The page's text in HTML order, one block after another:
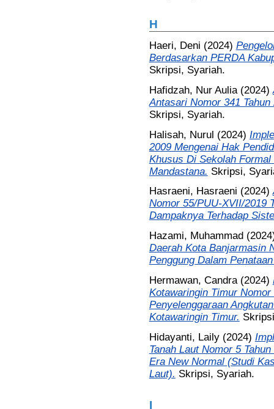
H
Haeri, Deni (2024)
Berdasarkan PERDA
Skripsi, Syariah.
Hafidzah, Nur Aulia(2024)
Antasari Nomor 341
Skripsi, Syariah.
Halisah, Nurul (2024)
2009 Mengenai Hak
Khusus Di Sekolah
Mandastana. Skripsi,
Hasraeni, Hasraeni (2024)
Nomor 55/PUU-XVII/2019
Dampaknya Terhadap
Hazami, Muhammad
Daerah Kota Banjarmasin
Penggung Dalam
Hermawan, Candra(2024)
Kotawaringin Timur
Penyelenggaraan
Kotawaringin Timur.
Hidayanti, Laily(2024)
Tanah Laut Nomor 5
Era New Normal (Studi
Laut). Skripsi, Syariah.
I